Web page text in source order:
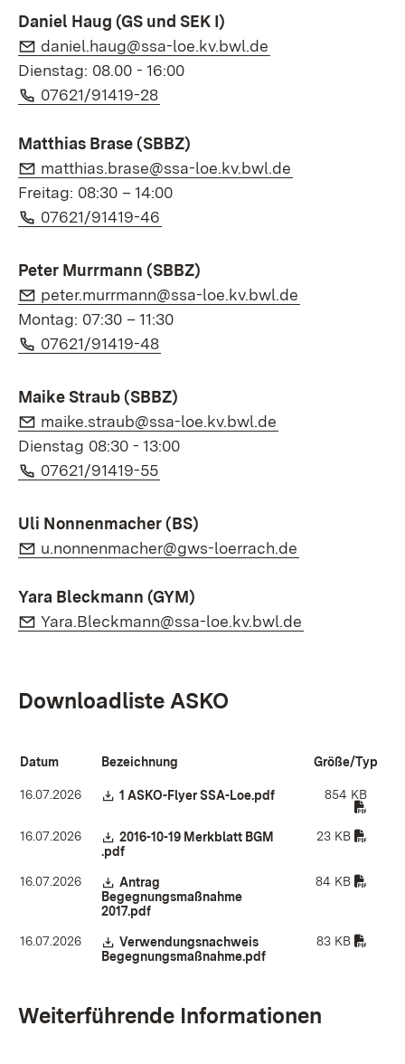
Daniel Haug (GS und SEK I)
E-Mail:
daniel.haug@ssa-loe.kv.bwl.de
Dienstag: 08.00 - 16:00
Telefon:
07621/91419-28
Matthias Brase (SBBZ)
E-Mail:
matthias.brase@ssa-loe.kv.bwl.de
Freitag: 08:30 – 14:00
Telefon:
07621/91419-46
Peter Murrmann (SBBZ)
E-Mail:
peter.murrmann@ssa-loe.kv.bwl.de
Montag: 07:30 – 11:30
Telefon:
07621/91419-48
Maike Straub (SBBZ)
E-Mail:
maike.straub@ssa-loe.kv.bwl.de
Dienstag 08:30 - 13:00
Telefon:
07621/91419-55
Uli Nonnenmacher (BS)
E-Mail:
u.nonnenmacher@gws-loerrach.de
Yara Bleckmann (GYM)
E-Mail:
Yara.Bleckmann@ssa-loe.kv.bwl.de
Downloadliste ASKO
Datum Bezeichnung Größe/Typ
16.07.2026 Download:
1 ASKO-Flyer SSA-Loe.pdf(Öffnet in neuem
854 KB
16.07.2026 Download:
2016-10-19 Merkblatt BGM
.pdf
23 KB
16.07.2026 Download:
Antrag
Begegnungsmaßnahme
2017.pdf
84 KB
16.07.2026 Download:
Verwendungsnachweis
Begegnungsmaßnahme.pdf
83 KB
Weiterführende Informationen